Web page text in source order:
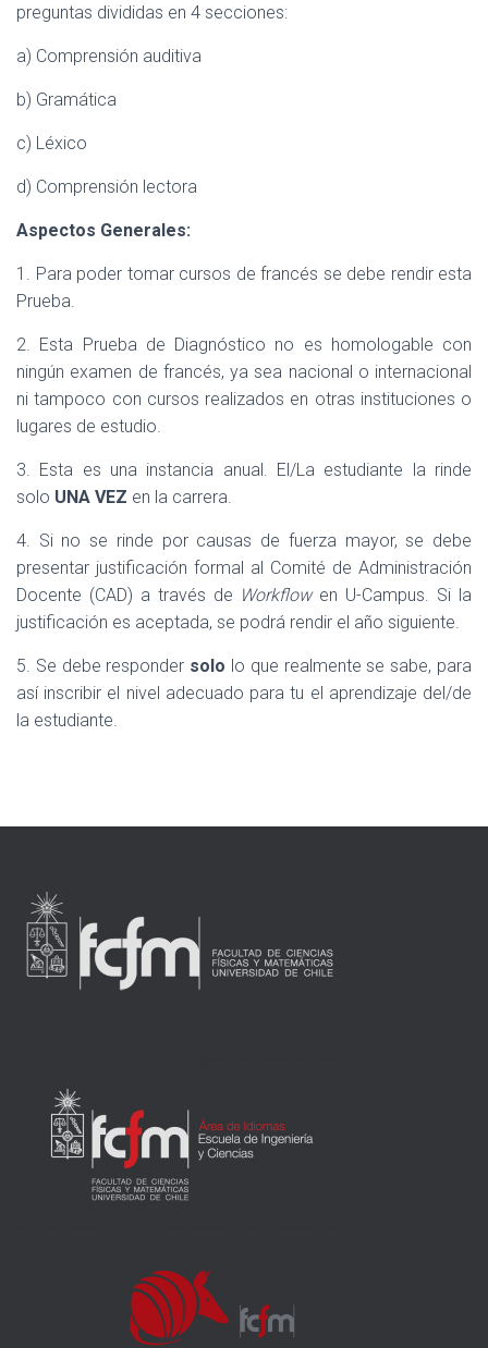
preguntas divididas en 4 secciones:
a) Comprensión auditiva
b) Gramática
c) Léxico
d) Comprensión lectora
Aspectos Generales:
1. Para poder tomar cursos de francés se debe rendir esta
Prueba.
2. Esta Prueba de Diagnóstico no es homologable con
ningún examen de francés, ya sea nacional o internacional
ni tampoco con cursos realizados en otras instituciones o
lugares de estudio.
3. Esta es una instancia anual. El/La estudiante la rinde
solo UNA VEZ en la carrera.
4. Si no se rinde por causas de fuerza mayor, se debe
presentar justificación formal al Comité de Administración
Docente (CAD) a través de Workflow en U-Campus. Si la
justificación es aceptada, se podrá rendir el año siguiente.
5. Se debe responder solo lo que realmente se sabe, para
así inscribir el nivel adecuado para tu el aprendizaje del/de
la estudiante.